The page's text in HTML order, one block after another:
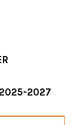
2025-2027